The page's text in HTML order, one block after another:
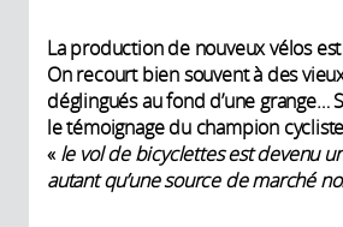
La production de nouveux vélos
On recourt bien souvent à des
déglingués au fond d’une grange…
le témoignage du champion
« le vol de bicyclettes est devenu
autant qu’une source de marché